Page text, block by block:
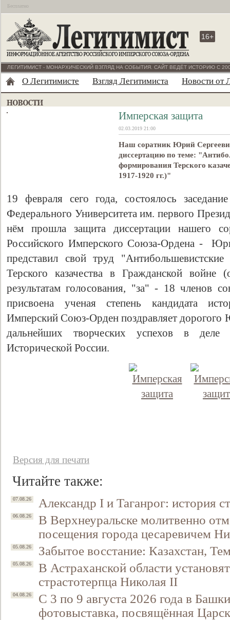
Бесплатно
16+
ЛЕГИТИМИСТ - МОНАРХИЧЕСКИЙ ВЗГЛЯД НА СОБЫТИЯ. САЙТ ВЕДЁТ ИСТОРИЮ С
О Легитимисте Взгляд Легитимиста Новости от
Имперская защита
02.03.2019 21:00
Наш соратник Юрий
диссертацию по теме:
формирования Терского
1917-1920 гг.)"
19 февраля сего года, состоялось
Федерального Университета им. первого
нём прошла защита диссертации нашего
Российского Имперского Союза-Ордена -
представил свой труд
Терского казачества в Гражданской
результатам голосования, "за" - 18 членов
присвоена ученая степень кандидата
Имперский Союз-Орден поздравляет дорогого
дальнейших творческих успехов в деле
Исторической России.
Версия для печати
Читайте также:
07.08.26 Александр I и Таганрог: история
06.08.26
В Верхнеуральске молитвенно
посещения города цесаревичем
05.08.26 Забытое восстание: Казахстан,
05.08.26
В Астраханской области
страстотерпца Николая II
04.08.26
С 3 по 9 августа 2026 года в
фотовыставка, посвящённая
Свидетельство